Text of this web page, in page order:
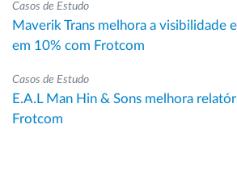
Casos de Estudo
Maverik Trans melhora a visibilidade
em 10% com Frotcom
Casos de Estudo
E.A.L Man Hin & Sons melhora
Frotcom